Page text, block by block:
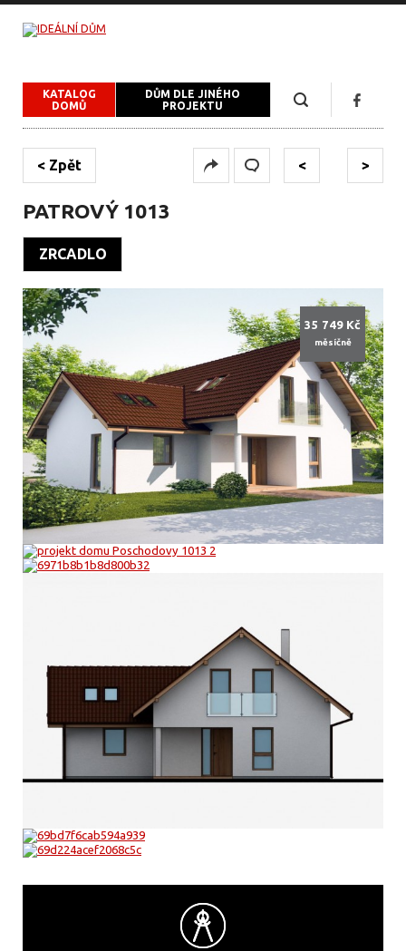
KATALOG
DOMŮ
DŮM DLE JINÉHO
PROJEKTU
>
<
< Zpět
PATROVÝ 1013
ZRCADLO
35 749 Kč
měsíčně